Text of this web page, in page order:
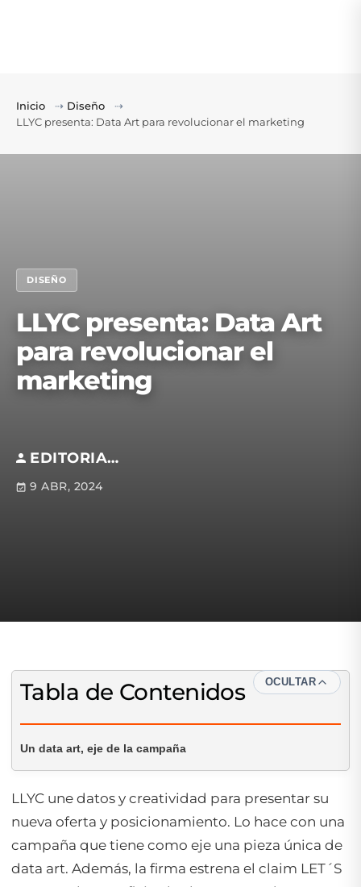
Inicio ⇢ Diseño
⇢
LLYC presenta: Data Art para revolucionar el marketing
DISEÑO
LLYC presenta: Data Art
para revolucionar el
marketing
EDITORIAL S.M
9 ABR, 2024
Tabla de Contenidos OCULTAR
Un data art, eje de la campaña
LLYC une datos y creatividad para presentar su
nueva oferta y posicionamiento. Lo hace con una
campaña que tiene como eje una pieza única de
data art. Además, la firma estrena el claim LET´S